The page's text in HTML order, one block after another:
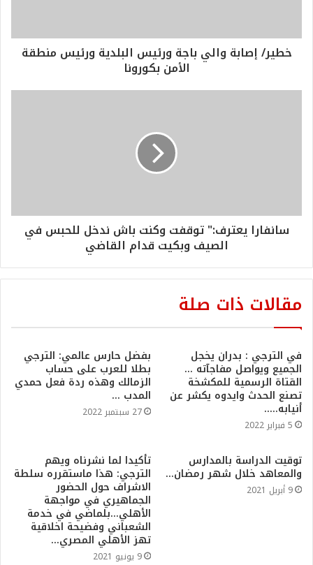
خطير/ إصابة والي باجة ورئيس البلدية ورئيس منطقة
الأمن بكورونا
سانفارا يعترف:" توقفت وكنت باش ندخل للحبس في
الصيف وبكيت قدام القاضي
مقالات ذات صلة
في الترجي : بدران يخجل
الجميع ويواصل مفاجآته …
القتاة الرسمية للمكشخة
تصنع الحدث وايدوه يكشر عن
أنيابه…..
5 فبراير 2022
بفضل حارس عالمي: الترجي
بطلا للعرب على حساب
الزمالك وهذه ردة فعل حمدي
المدب …
27 سبتمبر 2022
توقيت الدراسة بالمدارس
والمعاهد خلال شهر رمضان…
9 أبريل 2021
تأكيدا لما نشرناه ويهم
الترجي: هذا ماستقرره سلطة
الاشراف حول الحضور
الجماهيري في مواجهة
الأهلي…بلماضي في خدمة
الشعباني وفضيحة اخلاقية
تهز الأهلي المصري…
9 يونيو 2021